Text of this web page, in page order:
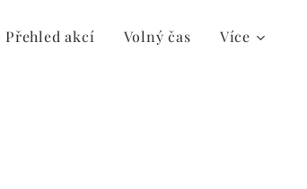
Přehled akcí Volný čas Více